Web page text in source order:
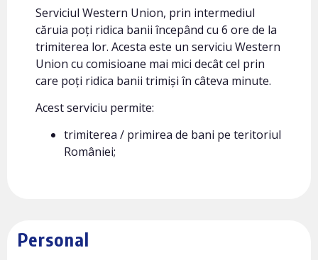
Personal
Serviciul Western Union, prin intermediul
căruia poți ridica banii începând cu 6 ore de la
trimiterea lor. Acesta este un serviciu Western
Union cu comisioane mai mici decât cel prin
care poți ridica banii trimiși în câteva minute.
Acest serviciu permite:
trimiterea / primirea de bani pe teritoriul
României;